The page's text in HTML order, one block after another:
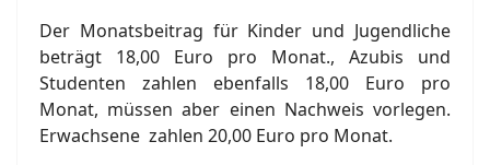
Der Monatsbeitrag für Kinder und Jugendliche
beträgt 18,00 Euro pro Monat., Azubis und
Studenten zahlen ebenfalls 18,00 Euro pro
Monat, müssen aber einen Nachweis vorlegen.
Erwachsene zahlen 20,00 Euro pro Monat.